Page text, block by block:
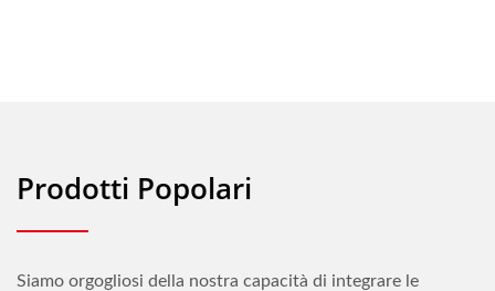
Prodotti Popolari
Siamo orgogliosi della nostra capacità di integrare le